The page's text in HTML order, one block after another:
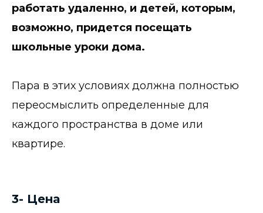
работать удаленно, и детей, которым,
возможно, придется посещать
школьные уроки дома.
Пара в этих условиях должна полностью
переосмыслить определенные для
каждого пространства в доме или
квартире.
3- Цена